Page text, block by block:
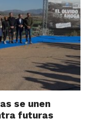
se unen
futuras